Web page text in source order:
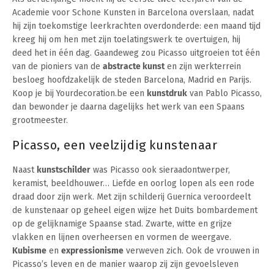
Academie voor Schone Kunsten in Barcelona overslaan, nadat
hij zijn toekomstige leerkrachten overdonderde: een maand tijd
kreeg hij om hen met zijn toelatingswerk te overtuigen, hij
deed het in één dag. Gaandeweg zou Picasso uitgroeien tot één
van de pioniers van de abstracte kunsten zijn werkterrein
besloeg hoofdzakelijk de steden Barcelona, Madrid en Parijs.
Koop je bij Yourdecoration.be een kunstdruk van Pablo Picasso,
dan bewonder je daarna dagelijks het werk van een Spaans
grootmeester.
Picasso, een veelzijdig kunstenaar
Naast kunstschilder was Picasso ook sieraadontwerper,
keramist, beeldhouwer… Liefde en oorlog lopen als een rode
draad door zijn werk. Met zijn schilderij Guernica veroordeelt
de kunstenaar op geheel eigen wijze het Duits bombardement
op de gelijknamige Spaanse stad. Zwarte, witte en grijze
vlakken en lijnen overheersen en vormen de weergave.
Kubisme en expressionisme verweven zich. Ook de vrouwen in
Picasso’s leven en de manier waarop zij zijn gevoelsleven